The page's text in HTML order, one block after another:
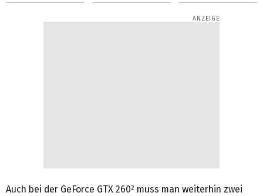
Auch bei der GeForce GTX 260² muss man weiterhin zwei